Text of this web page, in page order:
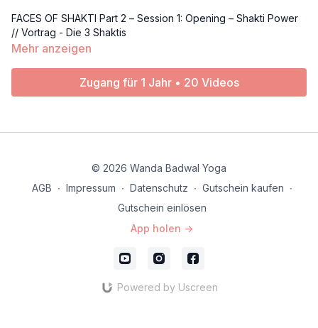
FACES OF SHAKTI Part 2 – Session 1: Opening – Shakti Power
// Vortrag - Die 3 Shaktis
Mehr anzeigen
Zugang für 1 Jahr • 20 Videos
© 2026 Wanda Badwal Yoga
AGB ∙ Impressum ∙ Datenschutz ∙ Gutschein kaufen ∙
Gutschein einlösen
App holen ->
Powered by Uscreen